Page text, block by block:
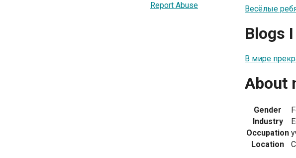
Report Abuse
Весёлые
Blogs
В мире
About
Gender
Industry
Occupation
Location